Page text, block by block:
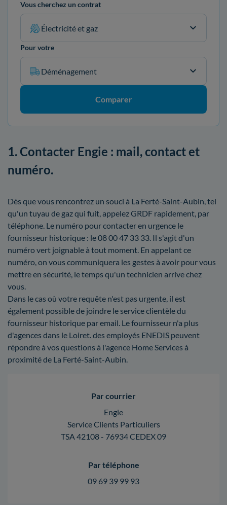
Vous cherchez un contrat
Électricité et gaz
Pour votre
Déménagement
Comparer
1. Contacter Engie : mail, contact et
numéro.
Dès que vous rencontrez un souci à La Ferté-Saint-Aubin, tel
qu'un tuyau de gaz qui fuit, appelez GRDF rapidement, par
téléphone. Le numéro pour contacter en urgence le
fournisseur historique : le 08 00 47 33 33. Il s'agit d'un
numéro vert joignable à tout moment. En appelant ce
numéro, on vous communiquera les gestes à avoir pour vous
mettre en sécurité, le temps qu'un technicien arrive chez
vous.
Dans le cas où votre requête n'est pas urgente, il est
également possible de joindre le service clientèle du
fournisseur historique par email. Le fournisseur n'a plus
d'agences dans le Loiret. des employés ENEDIS peuvent
répondre à vos questions à l'agence Home Services à
proximité de La Ferté-Saint-Aubin.
Par courrier
Engie
Service Clients Particuliers
TSA 42108 - 76934 CEDEX 09
Par téléphone
09 69 39 99 93